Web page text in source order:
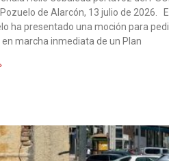
de Alarcón, 13 julio de 2026.
ha presentado una moción para
en marcha inmediata de un Plan